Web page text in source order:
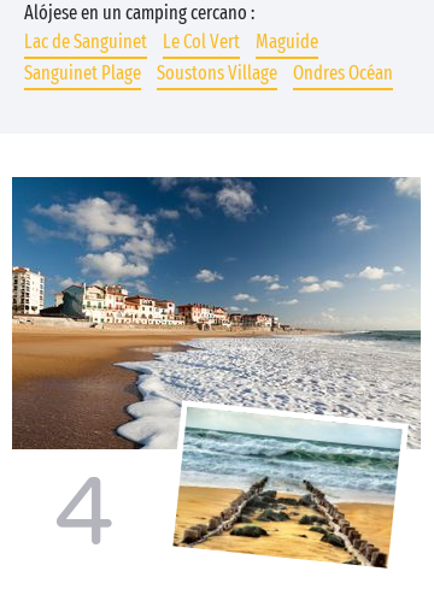
Alójese en un camping cercano :
Lac de Sanguinet
Le Col Vert
Maguide
Sanguinet Plage
Soustons Village Ondres Océan
4